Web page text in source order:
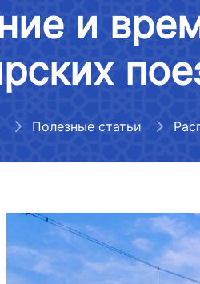
транспорт
дорожного хозяйства
о деятельности
транспорта за
Тендеры и
Список
Ограниченная
деятельности
транспорта
и
Полезные статьи